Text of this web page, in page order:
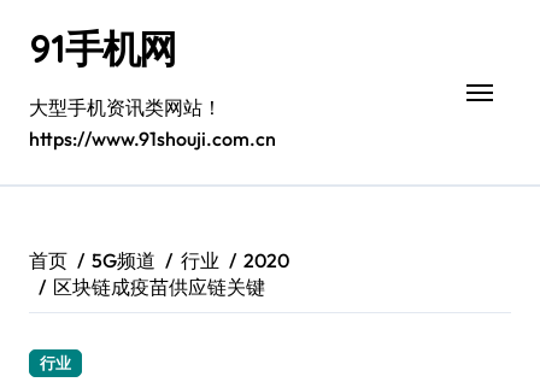
91手机网
大型手机资讯类网站！
https://www.91shouji.com.cn
首页 5G频道 行业
2020
区块链成疫苗供应链关键
行业